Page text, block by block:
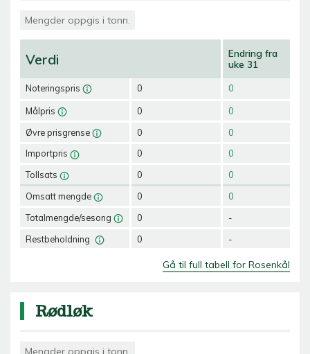
Mengder oppgis i tonn.
Verdi
Noteringspris
Målpris
Øvre prisgrense
Importpris
Tollsats
Omsatt mengde
Totalmengde/sesong
Restbeholdning
0
0
0
0
0
0
0
0
Endring fra
uke 31
0
0
0
0
0
0
-
-
Gå til full tabell for Rosenkål
Rødløk
Mengder oppgis i tonn.